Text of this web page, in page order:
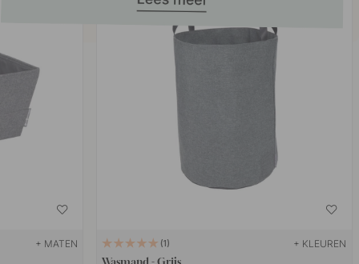
+ MATEN 1 + KLEUREN
Wasmand - Grijs